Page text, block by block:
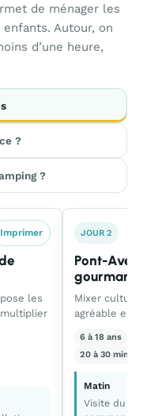
de ménager les
Autour, on
d’une heure,
?
?
Imprimer
les
JOUR 2
Pont-
Mixer
agréable en
6 à 18 ans
20 à 30 min
Matin
Visite du